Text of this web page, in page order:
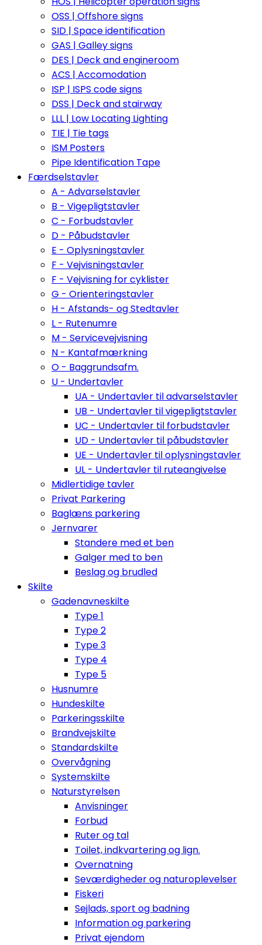
OSS | Offshore signs
SID | Space identification
GAS | Galley signs
DES | Deck and engineroom
ACS | Accomodation
ISP | ISPS code signs
DSS | Deck and stairway
LLL | Low Locating Lighting
TIE | Tie tags
ISM Posters
Pipe Identification Tape
Færdselstavler
A - Advarselstavler
B - Vigepligtstavler
C - Forbudstavler
D - Påbudstavler
E - Oplysningstavler
F - Vejvisningstavler
F - Vejvisning for cyklister
G - Orienteringstavler
H - Afstands- og Stedtavler
L - Rutenumre
M - Servicevejvisning
N - Kantafmærkning
O - Baggrundsafm.
U - Undertavler
UA - Undertavler til advarselstavler
UB - Undertavler til vigepligtstavler
UC - Undertavler til forbudstavler
UD - Undertavler til påbudstavler
UE - Undertavler til oplysningstavler
UL - Undertavler til ruteangivelse
Midlertidige tavler
Privat Parkering
Baglæns parkering
Jernvarer
Standere med et ben
Galger med to ben
Beslag og brudled
Skilte
Gadenavneskilte
Type 1
Type 2
Type 3
Type 4
Type 5
Husnumre
Hundeskilte
Parkeringsskilte
Brandvejskilte
Standardskilte
Overvågning
Systemskilte
Naturstyrelsen
Anvisninger
Forbud
Ruter og tal
Toilet, indkvartering og lign.
Overnatning
Seværdigheder og naturoplevelser
Fiskeri
Sejlads, sport og badning
Information og parkering
Privat ejendom